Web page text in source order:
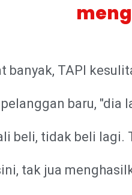
banyak, TAPI
baru, "dia
beli, tidak beli lagi.
tak jua